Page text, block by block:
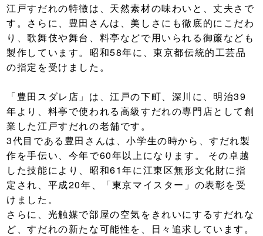
江戸すだれの特徴は、天然素材の味わいと、丈夫さで
す。さらに、豊田さんは、美しさにも徹底的にこだわ
り、歌舞伎や舞台、料亭などで用いられる御簾なども
製作しています。昭和58年に、東京都伝統的工芸品
の指定を受けました。
「豊田スダレ店」は、江戸の下町、深川に、明治39
年より、料亭で使われる高級すだれの専門店として創
業した江戸すだれの老舗です。
3代目である豊田さんは、小学生の時から、すだれ製
作を手伝い、今年で60年以上になります。 その卓越
した技能により、昭和61年に江東区無形文化財に指
定され、平成20年、「東京マイスター」の表彰を受
けました。
さらに、光触媒で部屋の空気をきれいにするすだれな
ど、すだれの新たな可能性を、日々追求しています。